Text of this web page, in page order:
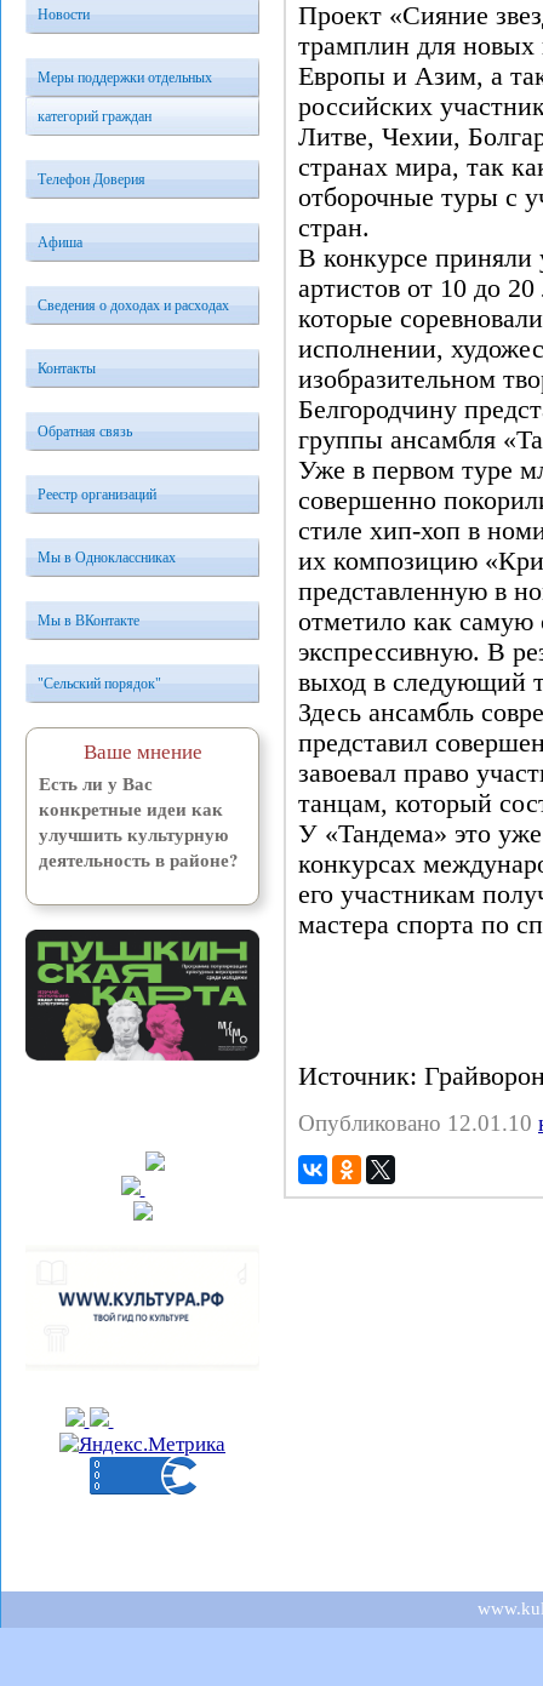
Новости
Меры поддержки отдельных
категорий граждан
Телефон Доверия
Афиша
Сведения о доходах и расходах
Контакты
Обратная связь
Реестр организаций
Мы в Одноклассниках
Мы в ВКонтакте
"Сельский порядок"
Ваше мнение
Есть ли у Вас
конкретные идеи как
улучшить культурную
деятельность в районе?
Проект «Сияние
трамплин для новых
Европы и Азим, а
российских
Литве, Чехии,
странах мира, так
отборочные туры с
стран.
В конкурсе приняли
артистов от 10 до
которые
исполнении,
изобразительном
Белгородчину
группы ансамбля
Уже в первом туре
совершенно
стиле хип-хоп в
их композицию
представленную в
отметило как
экспрессивную. В
выход в следующий
Здесь ансамбль
представил
завоевал право
танцам, который
У «Тандема» это
конкурсах
его участникам
мастера спорта по
Источник:
Опубликовано 12.01.10